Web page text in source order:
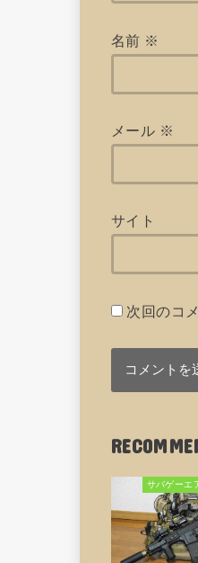
名前 ※
メール ※
サイト
次回のコ
サバゲーエ